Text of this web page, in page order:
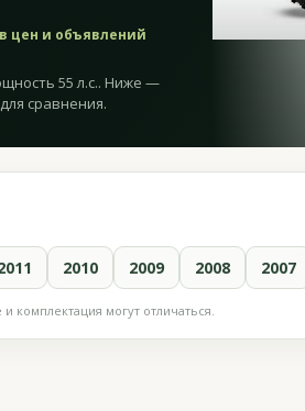
цен и объявлений
55 л.с.. Ниже —
сравнения.
2010 2009 2008 2007
комплектация могут отличаться.